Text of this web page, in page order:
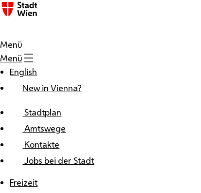
Zum Inhalt
Menü
Menü
English
New in Vienna?
Stadtplan
Amtswege
Kontakte
Jobs bei der Stadt
Freizeit